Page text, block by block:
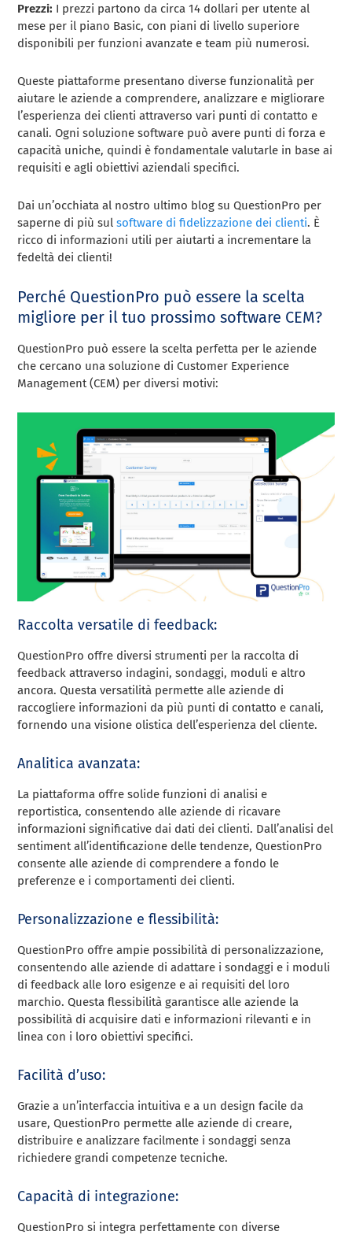
Prezzi: I prezzi partono da circa 14 dollari per utente al
mese per il piano Basic, con piani di livello superiore
disponibili per funzioni avanzate e team più numerosi.
Queste piattaforme presentano diverse funzionalità per
aiutare le aziende a comprendere, analizzare e migliorare
l’esperienza dei clienti attraverso vari punti di contatto e
canali. Ogni soluzione software può avere punti di forza e
capacità uniche, quindi è fondamentale valutarle in base ai
requisiti e agli obiettivi aziendali specifici.
Dai un’occhiata al nostro ultimo blog su QuestionPro per
saperne di più sulsoftware di fidelizzazione dei clienti. È
ricco di informazioni utili per aiutarti a incrementare la
fedeltà dei clienti!
Perché QuestionPro può essere la scelta
migliore per il tuo prossimo software CEM?
QuestionPro può essere la scelta perfetta per le aziende
che cercano una soluzione di Customer Experience
Management (CEM) per diversi motivi:
Raccolta versatile di feedback:
QuestionPro offre diversi strumenti per la raccolta di
feedback attraverso indagini, sondaggi, moduli e altro
ancora. Questa versatilità permette alle aziende di
raccogliere informazioni da più punti di contatto e canali,
fornendo una visione olistica dell’esperienza del cliente.
Analitica avanzata:
La piattaforma offre solide funzioni di analisi e
reportistica, consentendo alle aziende di ricavare
informazioni significative dai dati dei clienti. Dall’analisi del
sentiment all’identificazione delle tendenze, QuestionPro
consente alle aziende di comprendere a fondo le
preferenze e i comportamenti dei clienti.
Personalizzazione e flessibilità:
QuestionPro offre ampie possibilità di personalizzazione,
consentendo alle aziende di adattare i sondaggi e i moduli
di feedback alle loro esigenze e ai requisiti del loro
marchio. Questa flessibilità garantisce alle aziende la
possibilità di acquisire dati e informazioni rilevanti e in
linea con i loro obiettivi specifici.
Facilità d’uso:
Grazie a un’interfaccia intuitiva e a un design facile da
usare, QuestionPro permette alle aziende di creare,
distribuire e analizzare facilmente i sondaggi senza
richiedere grandi competenze tecniche.
Capacità di integrazione:
QuestionPro si integra perfettamente con diverse